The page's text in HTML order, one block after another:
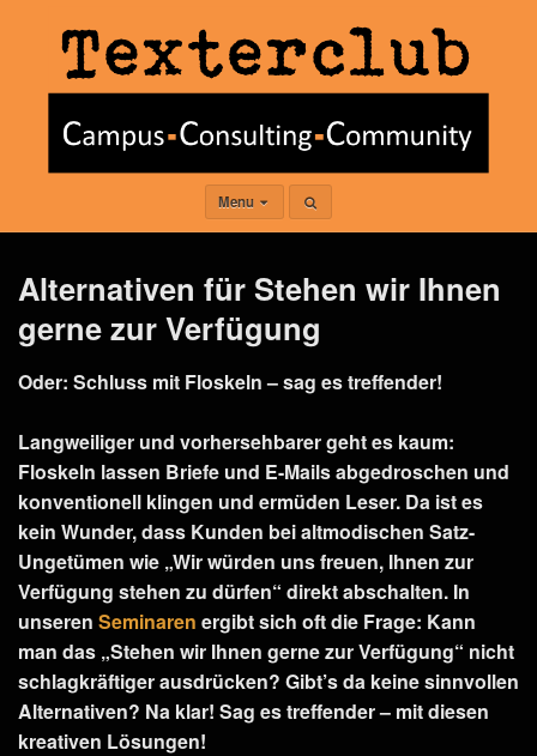
Menu
Alternativen für Stehen wir Ihnen
gerne zur Verfügung
Oder: Schluss mit Floskeln – sag es treffender!
Langweiliger und vorhersehbarer geht es kaum:
Floskeln lassen Briefe und E-Mails abgedroschen und
konventionell klingen und ermüden Leser. Da ist es
kein Wunder, dass Kunden bei altmodischen Satz-
Ungetümen wie „Wir würden uns freuen, Ihnen zur
Verfügung stehen zu dürfen“ direkt abschalten. In
unseren Seminaren ergibt sich oft die Frage: Kann
man das „Stehen wir Ihnen gerne zur Verfügung“ nicht
schlagkräftiger ausdrücken? Gibt’s da keine sinnvollen
Alternativen? Na klar! Sag es treffender – mit diesen
kreativen Lösungen!